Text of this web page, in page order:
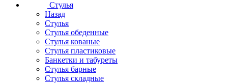
Стулья
Назад
Стулья
Стулья обеденные
Стулья кованые
Стулья пластиковые
Банкетки и табуреты
Стулья барные
Стулья складные